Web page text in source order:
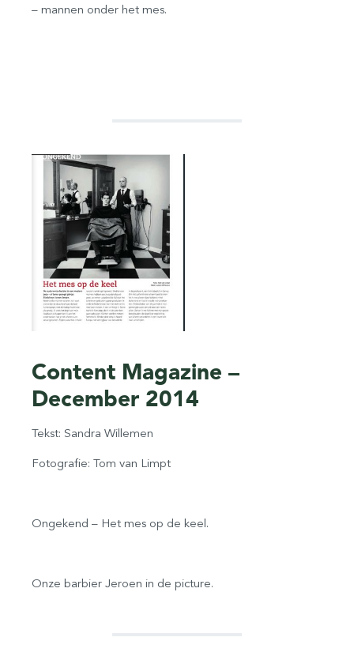
– mannen onder het mes.
Content Magazine –
December 2014
Tekst: Sandra Willemen
Fotografie: Tom van Limpt
Ongekend – Het mes op de keel.
Onze barbier Jeroen in de picture.